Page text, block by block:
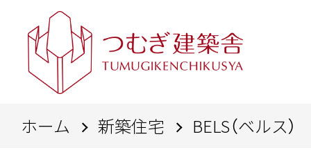
ホーム 新築住宅 BELS（ベルス）